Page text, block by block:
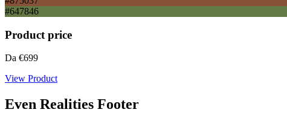
#647846
Product price
Da €699
View Product
Even Realities Footer